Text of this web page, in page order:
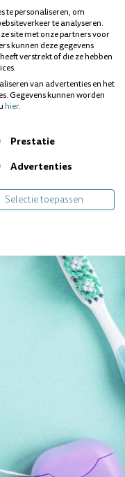
je
te personaliseren, om
te analyseren.
site met onze partners voor
kunnen deze gegevens
verstrekt of die ze hebben
van advertenties en het
Gegevens kunnen worden
hier.
Prestatie
Advertenties
Selectie toepassen